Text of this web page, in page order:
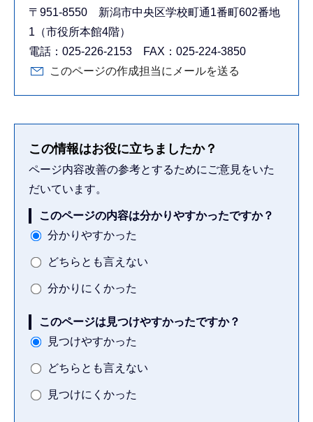
〒951-8550 新潟市中央区学校町通1番町602番地
1（市役所本館4階）
電話：025-226-2153 FAX：025-224-3850
このページの作成担当にメールを送る
この情報はお役に立ちましたか？
ページ内容改善の参考とするためにご意見をいた
だいています。
このページの内容は分かりやすかったですか？
分かりやすかった
どちらとも言えない
分かりにくかった
このページは見つけやすかったですか？
見つけやすかった
どちらとも言えない
見つけにくかった